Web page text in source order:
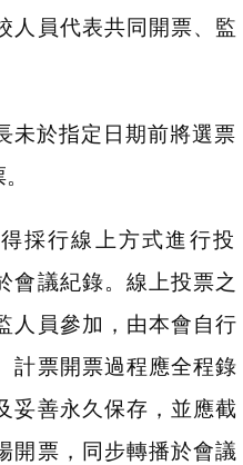
人員代表共同開票、監
未於指定日期前將選票
採行線上方式進行投
會議紀錄。線上投票之
人員參加，由本會自行
計票開票過程應全程錄
妥善永久保存，並應截
開票，同步轉播於會議